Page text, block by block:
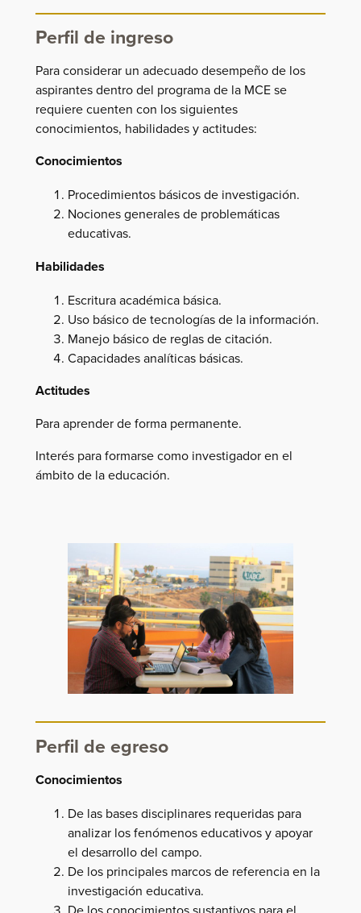
Perfil de ingreso
Para considerar un adecuado desempeño de los
aspirantes dentro del programa de la MCE se
requiere cuenten con los siguientes
conocimientos, habilidades y actitudes:
Conocimientos
Procedimientos básicos de investigación.
Nociones generales de problemáticas
educativas.
Habilidades
Escritura académica básica.
Uso básico de tecnologías de la información.
Manejo básico de reglas de citación.
Capacidades analíticas básicas.
Actitudes
Para aprender de forma permanente.
Interés para formarse como investigador en el
ámbito de la educación.
Perfil de egreso
Conocimientos
De las bases disciplinares requeridas para
analizar los fenómenos educativos y apoyar
el desarrollo del campo.
De los principales marcos de referencia en la
investigación educativa.
De los conocimientos sustantivos para el